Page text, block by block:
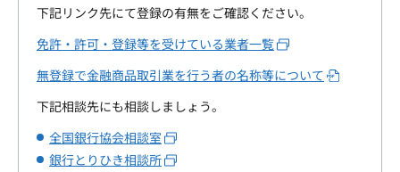
下記リンク先にて登録の有無をご確認ください。
免許・許可・登録等を受けている業者一覧
無登録で金融商品取引業を行う者の名称等について
下記相談先にも相談しましょう。
全国銀行協会相談室
銀行とりひき相談所